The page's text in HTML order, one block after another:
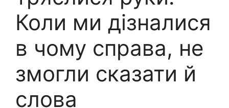
Коли ми дізналися
в чому справа, не
змогли сказати й
слова